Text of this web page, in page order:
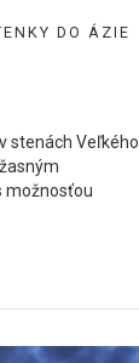
DO ÁZIE
stenách Veľkého
možnosťou